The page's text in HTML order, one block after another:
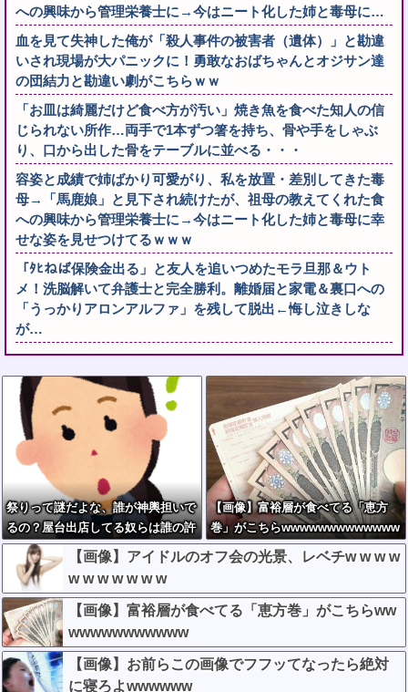
への興味から管理栄養士に→今はニート化した姉と毒母に…
血を見て失神した俺が「殺人事件の被害者（遺体）」と勘違
いされ現場が大パニックに！勇敢なおばちゃんとオジサン達
の団結力と勘違い劇がこちらｗｗ
「お皿は綺麗だけど食べ方が汚い」焼き魚を食べた知人の信
じられない所作…両手で1本ずつ箸を持ち、骨や手をしゃぶ
り、口から出した骨をテーブルに並べる・・・
容姿と成績で姉ばかり可愛がり、私を放置・差別してきた毒
母→「馬鹿娘」と見下され続けたが、祖母の教えてくれた食
への興味から管理栄養士に→今はニート化した姉と毒母に幸
せな姿を見せつけてるｗｗｗ
「ﾀﾋねば保険金出る」と友人を追いつめたモラ旦那＆ウト
メ！洗脳解いて弁護士と完全勝利。離婚届と家電＆裏口への
「うっかりアロンアルファ」を残して脱出←悔し泣きしな
が…
祭りって謎だよな、誰が神輿担いで
るの？屋台出店してる奴らは誰の許
可を得て商売してるの？
【画像】富裕層が食べてる「恵方
巻」がこちらwwwwwwwwwwwww
【画像】アイドルのオフ会の光景、レベチw w w w
w w w w w w w
【画像】富裕層が食べてる「恵方巻」がこちらww
wwwwwwwwwww
【画像】お前らこの画像でフフッてなったら絶対
に寝ろよwwwwww